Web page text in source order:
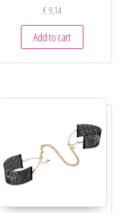
€9,14
Add to cart